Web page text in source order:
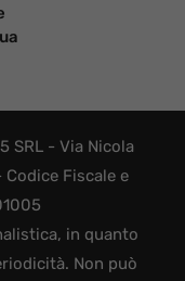
SRL - Via Nicola
Codice Fiscale e
in quanto
Non può